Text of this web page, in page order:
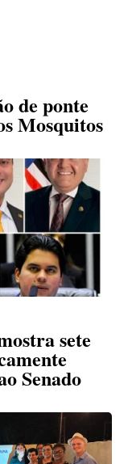
de ponte
Mosquitos
sete
Senado